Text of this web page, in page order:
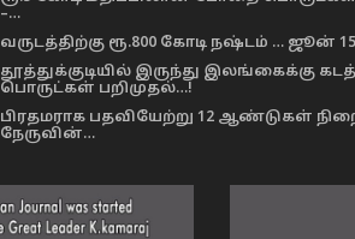
–…
வருடத்திற்கு ரூ.800 கோடி நஷ்டம் … ஜூன்
தூத்துக்குடியில் இருந்து இலங்கைக்கு
பொருட்கள் பறிமுதல்…!
பிரதமராக பதவியேற்று 12 ஆண்டுகள்
நேருவின்…